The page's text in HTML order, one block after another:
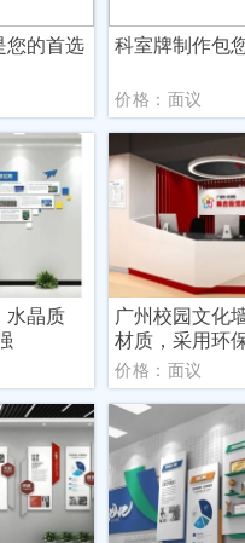
您的首选 科室牌制作包
价格：面议
水晶质
广州校园文化
材质，采用环
价格：面议